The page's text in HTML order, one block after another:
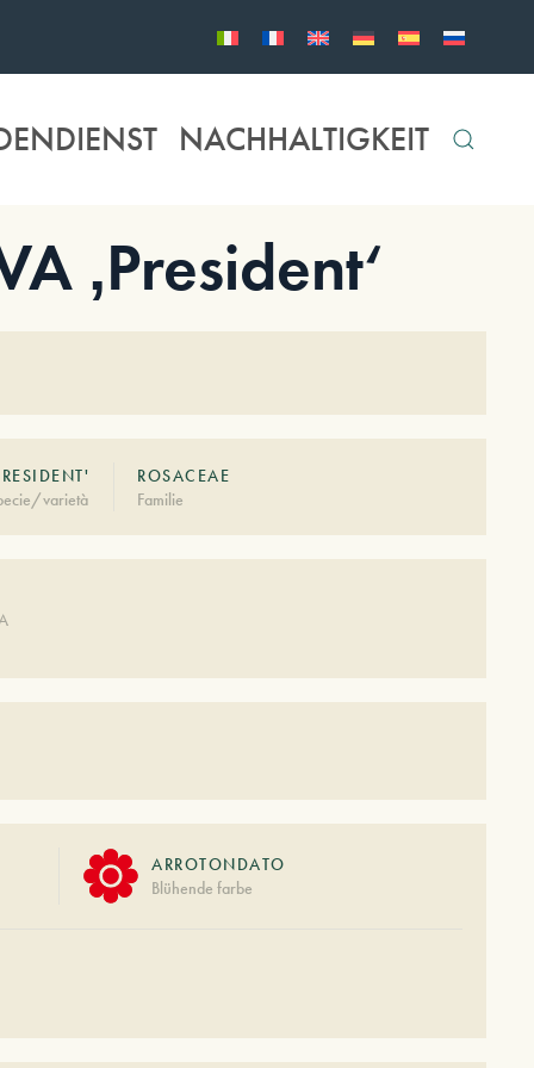
NACHHALTIGKEIT
‚President‘
varietà
ROSACEAE
Familie
ARROTONDATO
Blühende farbe